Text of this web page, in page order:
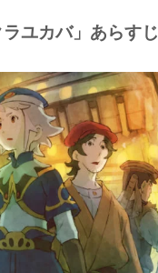
ラユカバ」あらすじ